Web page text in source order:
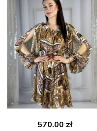
570.00 zł